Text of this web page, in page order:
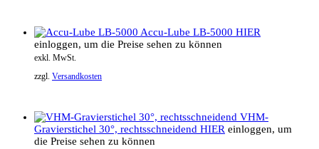
Accu-Lube LB-5000 HIER
einloggen, um die Preise sehen zu können
exkl. MwSt.
zzgl. Versandkosten
VHM-
Gravierstichel 30°, rechtsschneidend HIER einloggen, um
die Preise sehen zu können